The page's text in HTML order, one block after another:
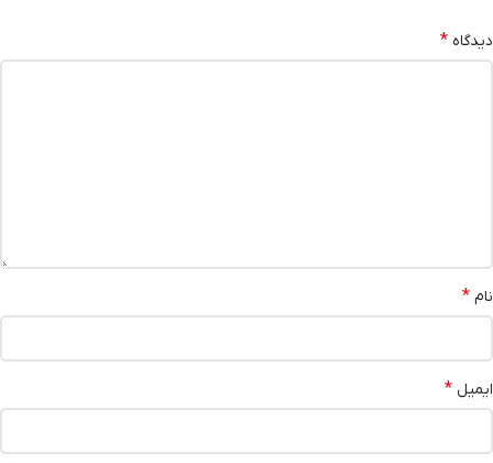
دیدگاه *
نام *
ایمیل *